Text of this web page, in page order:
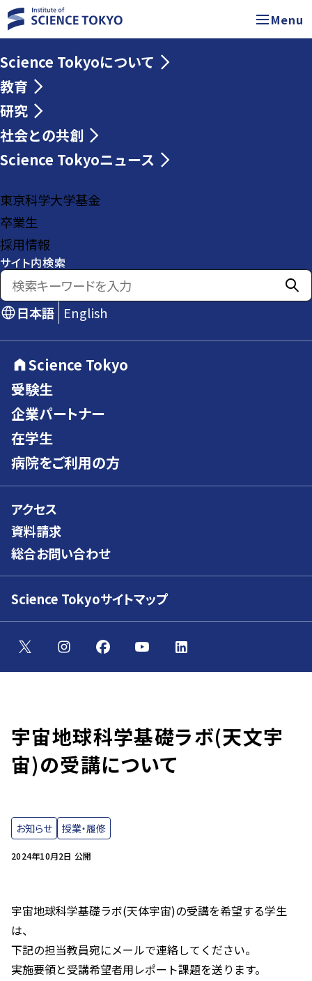
Menu
Science Tokyoについて
教育
研究
社会との共創
Science Tokyoニュース
東京科学大学基金
卒業生
採用情報
サイト内検索
日本語 English
Science Tokyo
受験生
企業パートナー
在学生
病院をご利用の方
アクセス
資料請求
総合お問い合わせ
Science Tokyoサイトマップ
宇宙地球科学基礎ラボ(天文宇
宙)の受講について
2024年10月2日 公開
お知らせ 授業・履修
宇宙地球科学基礎ラボ(天体宇宙)の受講を希望する学生
は、
下記の担当教員宛にメールで連絡してください。
実施要領と受講希望者用レポート課題を送ります。